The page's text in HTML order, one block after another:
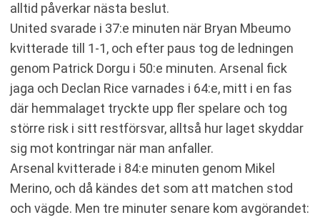
alltid påverkar nästa beslut.
United svarade i 37:e minuten när Bryan Mbeumo
kvitterade till 1-1, och efter paus tog de ledningen
genom Patrick Dorgu i 50:e minuten. Arsenal fick
jaga och Declan Rice varnades i 64:e, mitt i en fas
där hemmalaget tryckte upp fler spelare och tog
större risk i sitt restförsvar, alltså hur laget skyddar
sig mot kontringar när man anfaller.
Arsenal kvitterade i 84:e minuten genom Mikel
Merino, och då kändes det som att matchen stod
och vägde. Men tre minuter senare kom avgörandet: